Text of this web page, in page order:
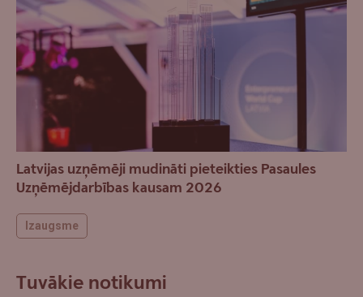
Latvijas uzņēmēji mudināti pieteikties Pasaules
Uzņēmējdarbības kausam 2026
Izaugsme
Tuvākie notikumi